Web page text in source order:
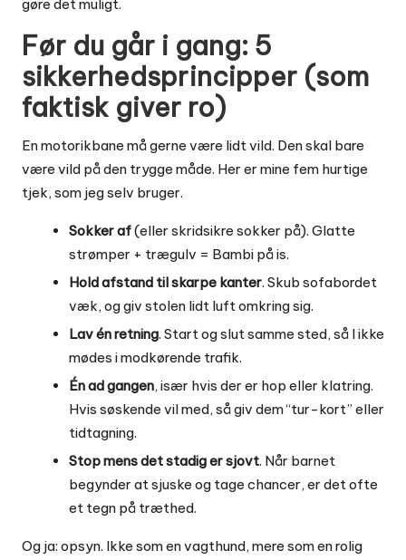
gøre det muligt.
Før du går i gang: 5
sikkerhedsprincipper (som
faktisk giver ro)
En motorikbane må gerne være lidt vild. Den skal bare
være vild på den trygge måde. Her er mine fem hurtige
tjek, som jeg selv bruger.
Sokker af(eller skridsikre sokker på). Glatte
strømper + trægulv = Bambi på is.
Hold afstand til skarpe kanter. Skub sofabordet
væk, og giv stolen lidt luft omkring sig.
Lav én retning. Start og slut samme sted, så I ikke
mødes i modkørende trafik.
Én ad gangen, især hvis der er hop eller klatring.
Hvis søskende vil med, så giv dem “tur-kort” eller
tidtagning.
Stop mens det stadig er sjovt. Når barnet
begynder at sjuske og tage chancer, er det ofte
et tegn på træthed.
Og ja: opsyn. Ikke som en vagthund, mere som en rolig